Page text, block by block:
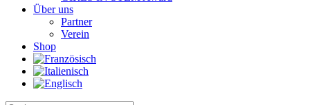
Über uns
Partner
Verein
Shop